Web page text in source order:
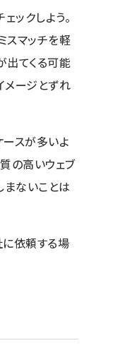
ックしよう。
スマッチを軽
出てくる可能
メージとずれ
スが多いよ
の高いウェブ
ないことは
に依頼する場